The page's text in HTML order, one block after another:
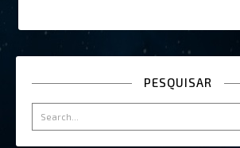
PESQUISAR